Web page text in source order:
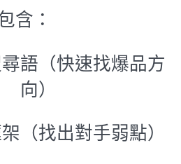
含：
語（快速找爆品方
向）
（找出對手弱點）